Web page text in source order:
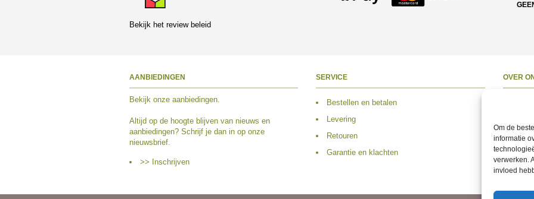
Om de
informatie
verwerken.
invloed
Bekijk het review beleid
AANBIEDINGEN
Bekijk onze aanbiedingen.
Altijd op de hoogte blijven van nieuws en
aanbiedingen? Schrijf je dan in op onze
nieuwsbrief.
>> Inschrijven
SERVICE
Bestellen en betalen
Levering
Retouren
Garantie en klachten
OVER
Volg